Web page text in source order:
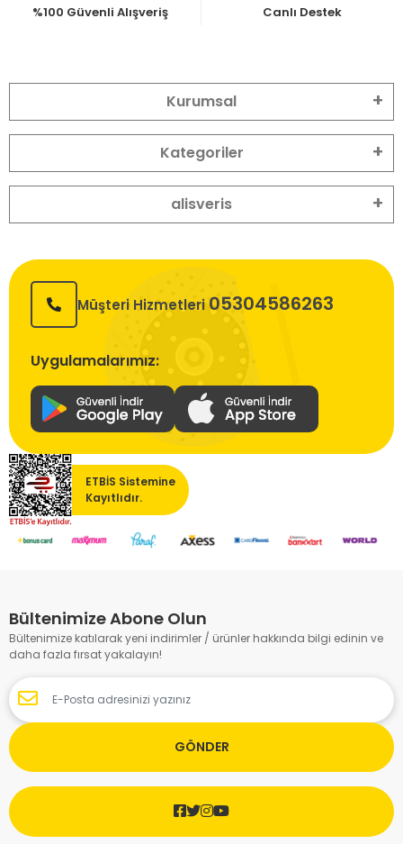
%100 Güvenli Alışveriş Canlı Destek
Kurumsal
Kategoriler
alisveris
Müşteri Hizmetleri 05304586263
Uygulamalarımız:
ETBİS Sistemine
Kayıtlıdır.
Bültenimize Abone Olun
Bültenimize katılarak yeni indirimler / ürünler hakkında bilgi edinin ve
daha fazla fırsat yakalayın!
GÖNDER